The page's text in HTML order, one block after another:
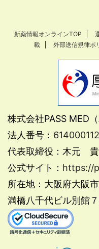
新薬情報オンラインTOP
載
外部送信規律ポ
株式会社PASS MED（
法人番号：
代表取締役：木元
公式サイト： https://
所在地：大阪府大阪
満橋八千代ビル別館